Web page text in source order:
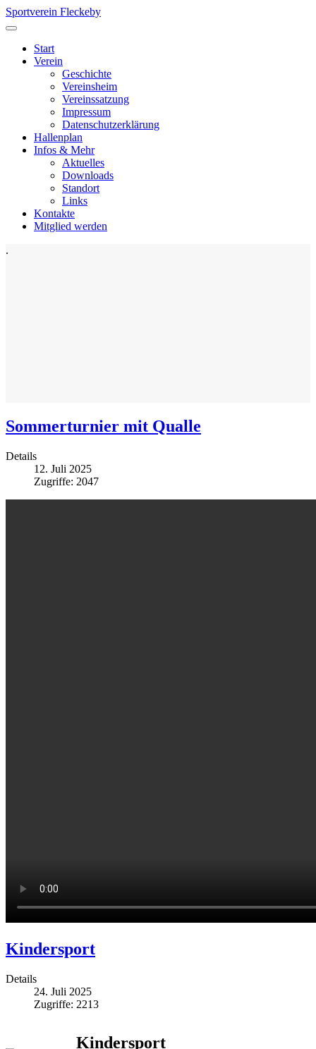
Sportverein Fleckeby
Start
Verein
Geschichte
Vereinsheim
Vereinssatzung
Impressum
Datenschutzerklärung
Hallenplan
Infos & Mehr
Aktuelles
Downloads
Standort
Links
Kontakte
Mitglied werden
.
Sommerturnier mit Qualle
Details
12. Juli 2025
Zugriffe: 2047
Kindersport
Details
24. Juli 2025
Zugriffe: 2213
Kindersport